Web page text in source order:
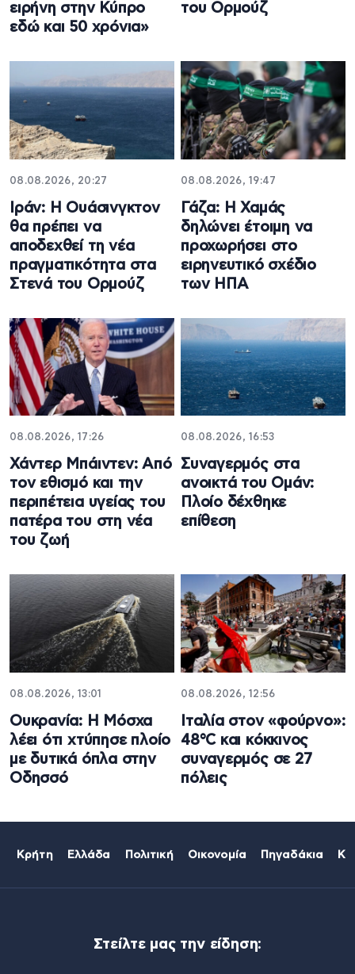
ειρήνη στην Κύπρο
εδώ και 50 χρόνια»
του Ορμούζ
08.08.2026, 20:27
Ιράν: Η Ουάσινγκτον
θα πρέπει να
αποδεχθεί τη νέα
πραγματικότητα στα
Στενά του Ορμούζ
08.08.2026, 19:47
Γάζα: Η Χαμάς
δηλώνει έτοιμη να
προχωρήσει στο
ειρηνευτικό σχέδιο
των ΗΠΑ
08.08.2026, 17:26
Χάντερ Μπάιντεν: Από
τον εθισμό και την
περιπέτεια υγείας του
πατέρα του στη νέα
του ζωή
08.08.2026, 16:53
Συναγερμός στα
ανοικτά του Ομάν:
Πλοίο δέχθηκε
επίθεση
08.08.2026, 13:01
Ουκρανία: Η Μόσχα
λέει ότι χτύπησε πλοίο
με δυτικά όπλα στην
Οδησσό
08.08.2026, 12:56
Ιταλία στον «φούρνο»:
48°C και κόκκινος
συναγερμός σε 27
πόλεις
Κρήτη Ελλάδα Πολιτική Οικονομία Πηγαδάκια
Στείλτε μας την είδηση: